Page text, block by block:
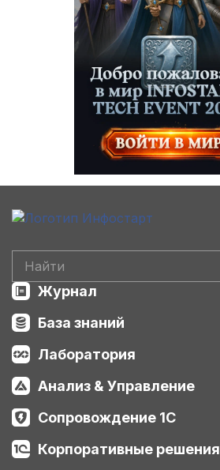
Журнал
База знаний
Лаборатория
Анализ & Управление
Сопровождение 1С
Корпоративные решения